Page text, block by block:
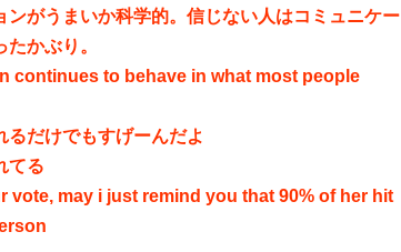
がうまいか科学的。信じない人はコミュニケー
かぶり。
continues to behave in what most people
だけでもすげーんだよ
てる
may i just remind you that 90% of her hit